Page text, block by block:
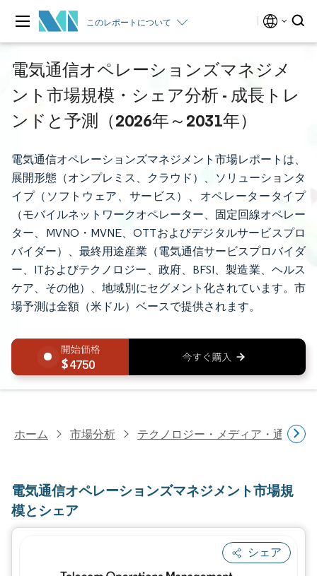
このレポートについて
電気通信オペレーションズマネジメ
ント市場規模・シェア分析 - 成長トレ
ンドと予測（2026年～2031年）
電気通信オペレーションズマネジメント市場レポートは、
展開形態（オンプレミス、クラウド）、ソリューションタ
イプ（ソフトウェア、サービス）、オペレータータイプ
（モバイルネットワークオペレーター、固定回線オペレー
ター、MVNO・MVNE、OTTおよびデジタルサービスプロ
バイダー）、最終用途産業（電気通信サービスプロバイダ
ー、ITおよびテクノロジー、政府、BFSI、製造業、ヘルス
ケア、その他）、地域別にセグメント化されています。市
場予測は金額（米ドル）ベースで提供されます。
4750
ホーム 市場分析 テクノロジー・メディア・通信研
電気通信オペレーションズマネジメント市場規
模とシェア
シェア